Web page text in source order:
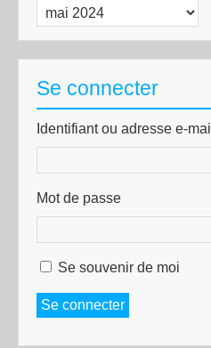
Archives
Se connecter
Identifiant ou adresse e-mail
Mot de passe
Se souvenir de moi
Se connecter